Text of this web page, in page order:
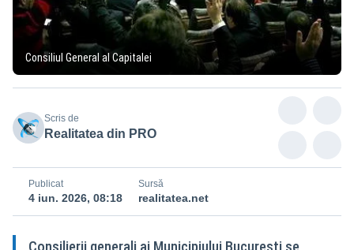
Consiliul General al Capitalei
Scris de
Realitatea din PRO
Publicat
4 iun. 2026, 08:18
Sursă
realitatea.net
Consilierii generali ai Municipiului București se